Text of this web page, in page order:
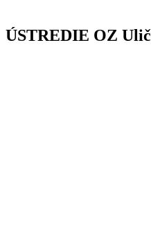
ÚSTREDIE OZ Ulič